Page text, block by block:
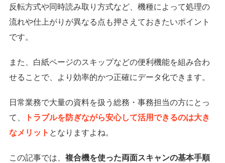
反転方式や同時読み取り方式など、機種によって処理の
流れや仕上がりが異なる点も押さえておきたいポイント
です。
また、白紙ページのスキップなどの便利機能を組み合わ
せることで、より効率的かつ正確にデータ化できます。
日常業務で大量の資料を扱う総務・事務担当の方にとっ
て、
トラブルを防ぎながら安心して活用できるのは大き
なメリット となりますよね。
この記事では、 複合機を使った両面スキャンの基本手順